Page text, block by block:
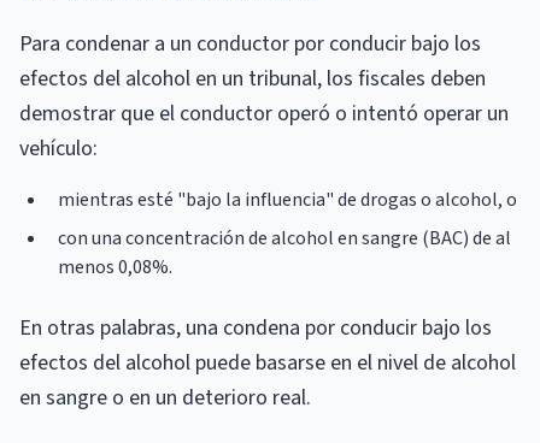
Para condenar a un conductor por conducir bajo los
efectos del alcohol en un tribunal, los fiscales deben
demostrar que el conductor operó o intentó operar un
vehículo:
mientras esté "bajo la influencia" de drogas o alcohol, o
con una concentración de alcohol en sangre (BAC) de al
menos 0,08%.
En otras palabras, una condena por conducir bajo los
efectos del alcohol puede basarse en el nivel de alcohol
en sangre o en un deterioro real.